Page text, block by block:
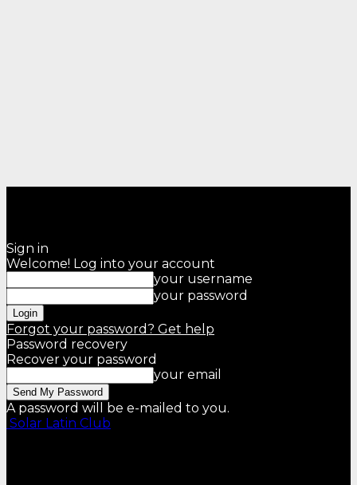
Sign in
Welcome! Log into your account
your username
your password
Forgot your password? Get help
Password recovery
Recover your password
your email
A password will be e-mailed to you.
Solar Latin Club